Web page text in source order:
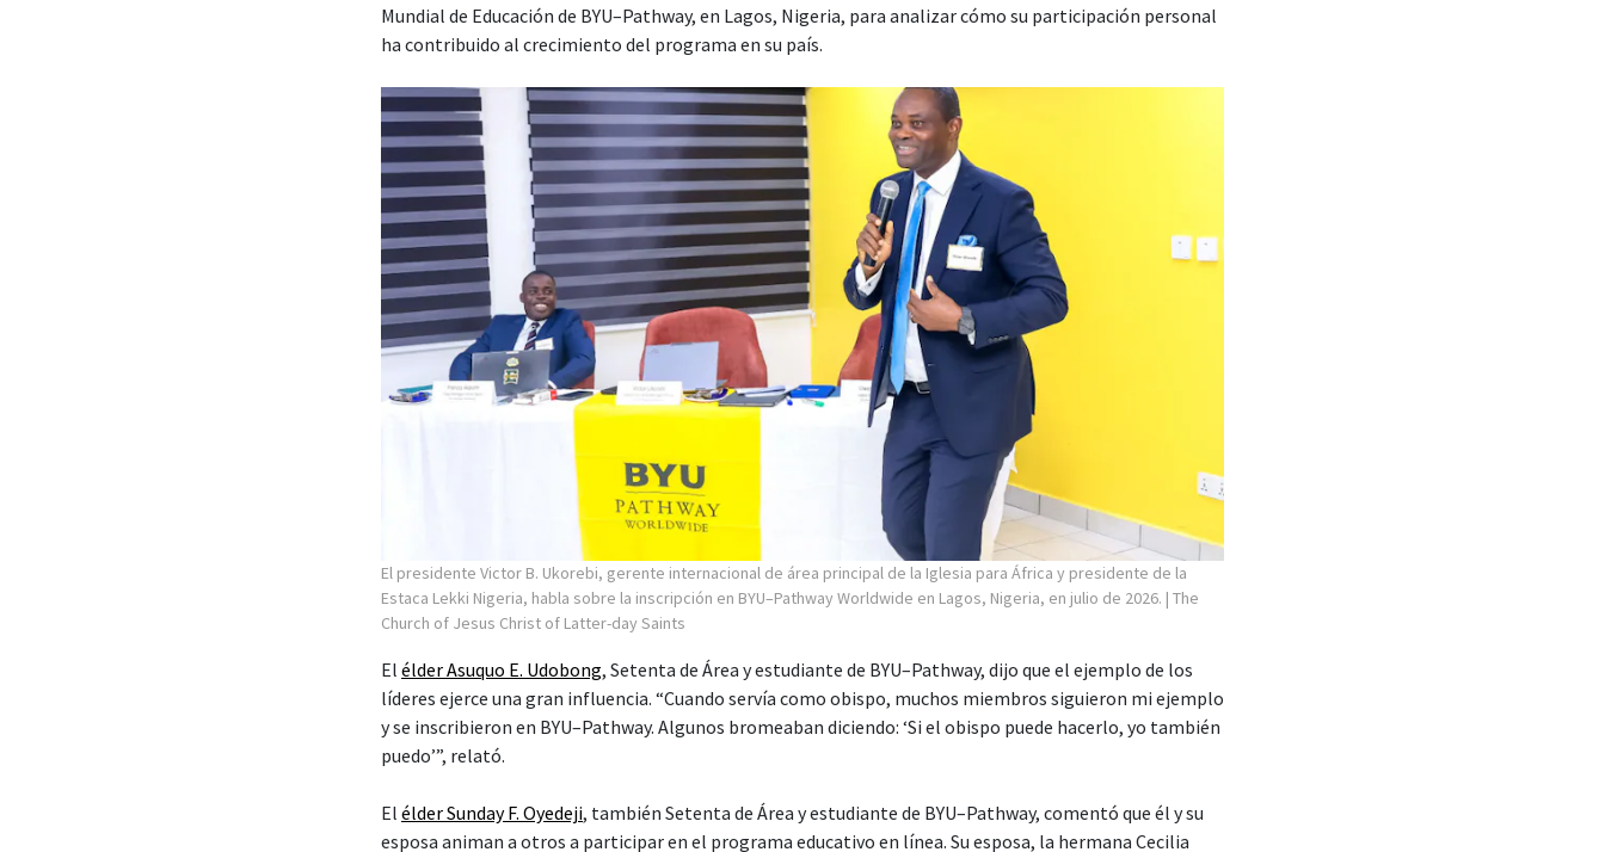
Mundial de Educación de BYU–Pathway, en Lagos, Nigeria, para analizar cómo su participación personal
ha contribuido al crecimiento del programa en su país.
El presidente Victor B. Ukorebi, gerente internacional de área principal de la Iglesia para África y presidente de la
Estaca Lekki Nigeria, habla sobre la inscripción en BYU–Pathway Worldwide en Lagos, Nigeria, en julio de 2026. | The
Church of Jesus Christ of Latter-day Saints
El élder Asuquo E. Udobong, Setenta de Área y estudiante de BYU–Pathway, dijo que el ejemplo de los
líderes ejerce una gran influencia. “Cuando servía como obispo, muchos miembros siguieron mi ejemplo
y se inscribieron en BYU–Pathway. Algunos bromeaban diciendo: ‘Si el obispo puede hacerlo, yo también
puedo’”, relató.
El élder Sunday F. Oyedeji, también Setenta de Área y estudiante de BYU–Pathway, comentó que él y su
esposa animan a otros a participar en el programa educativo en línea. Su esposa, la hermana Cecilia